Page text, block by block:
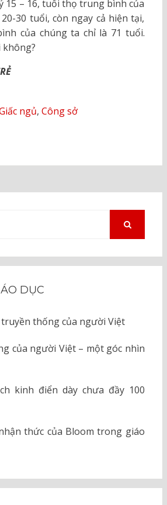
15 – 16, tuổi thọ trung bình của
30 tuổi, còn ngay cả hiện tại,
của chúng ta chỉ là 71 tuổi.
không?
ngủ, Công sở
DỤC
thống của người Việt
của người Việt – một góc nhìn
kinh điển dày chưa đầy 100
thức của Bloom trong giáo